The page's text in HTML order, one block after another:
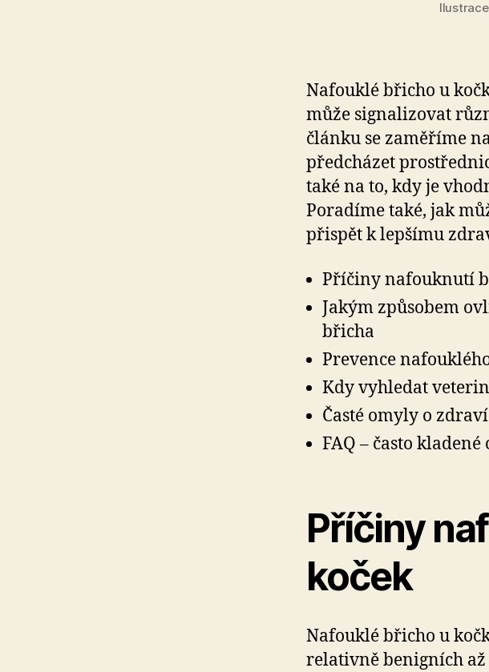
Nafouklé břicho u
může signalizovat
článku se zaměříme
předcházet
také na to, kdy je
Poradíme také, jak
přispět k lepšímu
Příčiny nafouknutí
Jakým způsobem
břicha
Prevence
Kdy vyhledat
Časté omyly o
FAQ – často kladené
Příčiny
koček
Nafouklé břicho u
relativně benigních